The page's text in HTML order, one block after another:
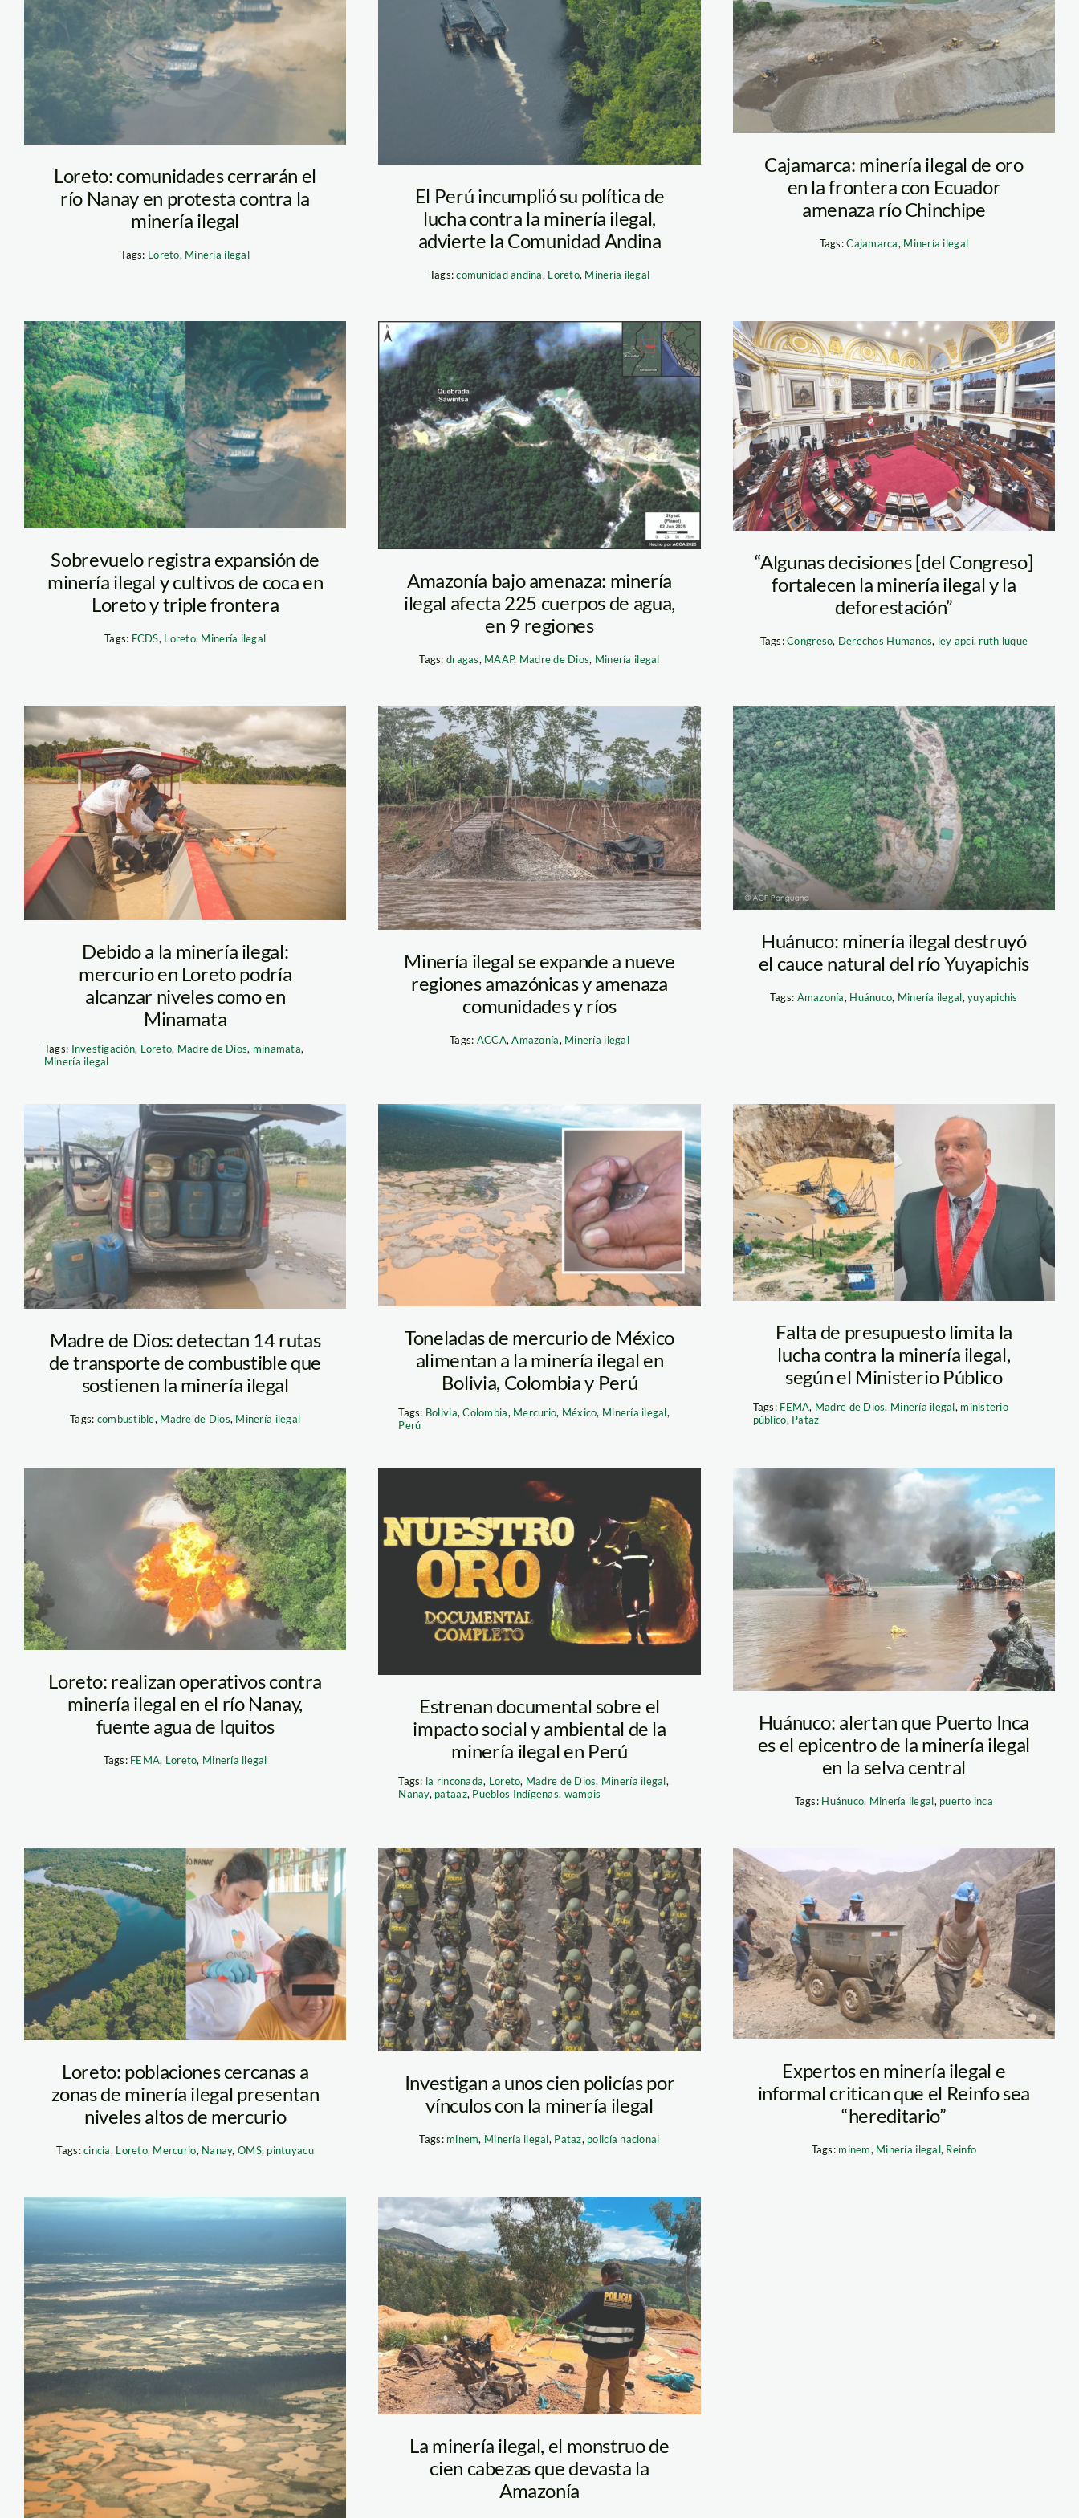
fcds
Loreto: comunidades cerrarán el
río Nanay en protesta contra la
minería ilegal
Tags: Loreto, Minería ilegal
nanay-foto-
FCDS-2
El Perú incumplió su política de
lucha contra la minería ilegal,
advierte la Comunidad Andina
Tags:comunidad andina, Loreto, Minería ilegal
oro_Cajamarca_Rio
Chinchipe
Cajamarca: minería ilegal de oro
en la frontera con Ecuador
amenaza río Chinchipe
Tags:Cajamarca, Minería ilegal
mineria-loreto—
FCDS
Sobrevuelo registra expansión de
minería ilegal y cultivos de coca en
Loreto y triple frontera
Tags: FCDS, Loreto, Minería ilegal
Figura1a_Opcion2_Amazonas-
1536×1086-
maap
Amazonía bajo amenaza: minería
ilegal afecta 225 cuerpos de agua,
en 9 regiones
Tags: dragas, MAAP, Madre de Dios, Minería ilegal
pleno-del-
congreso—jaime-
tranca—
actualidad-
ambiental
“Algunas decisiones [del Congreso]
fortalecen la minería ilegal y la
deforestación”
Tags:Congreso, Derechos Humanos, ley apci, ruth luque
mineria-ilegal—
mercurio-loreto–
cincia
Debido a la minería ilegal:
mercurio en Loreto podría
alcanzar niveles como en
Minamata
Tags: Investigación, Loreto, Madre de Dios, minamata,
Minería ilegal
mineria-ilegal-
ojo-publico-
aldair-mejia
Minería ilegal se expande a nueve
regiones amazónicas y amenaza
comunidades y ríos
Tags: ACCA,Amazonía, Minería ilegal
(ACP) Panguana
Huánuco: minería ilegal destruyó
el cauce natural del río Yuyapichis
Tags: Amazonía, Huánuco, Minería ilegal,yuyapichis
Combustible_minería
ilegal
Madre de Dios: detectan 14 rutas
de transporte de combustible que
sostienen la minería ilegal
Tags: combustible, Madre de Dios, Minería ilegal
mercurio-y-
mineria-ilegal—
andina-y-EIA
Toneladas de mercurio de México
alimentan a la minería ilegal en
Bolivia, Colombia y Perú
Tags: Bolivia,Colombia, Mercurio, México, Minería ilegal,
Perú
mineria-ilegal—
fiscal-almanza—
la-encerrona
Falta de presupuesto limita la
lucha contra la minería ilegal,
según el Ministerio Público
Tags: FEMA, Madre de Dios, Minería ilegal, ministerio
público, Pataz
operativo
mineria ilegal –
nanay – fema
Loreto: realizan operativos contra
minería ilegal en el río Nanay,
fuente agua de Iquitos
Tags: FEMA, Loreto, Minería ilegal
nuestro-oro—
documental—
latina
Estrenan documental sobre el
impacto social y ambiental de la
minería ilegal en Perú
Tags: la rinconada, Loreto, Madre de Dios, Minería ilegal,
Nanay, pataaz, Pueblos Indígenas, wampis
Minería-ilegal-
puerto inca-
huanuco-poder
judicial
Huánuco: alertan que Puerto Inca
es el epicentro de la minería ilegal
en la selva central
Tags: Huánuco, Minería ilegal, puerto inca
analisis-de-
mercurio—loreto
—cincia—spda
Loreto: poblaciones cercanas a
zonas de minería ilegal presentan
niveles altos de mercurio
Tags:cincia, Loreto, Mercurio, Nanay,OMS, pintuyacu
Diseño sin título
(39)
Investigan a unos cien policías por
vínculos con la minería ilegal
Tags: minem, Minería ilegal, Pataz, policía nacional
nineria informal –
snmpe
Expertos en minería ilegal e
informal critican que el Reinfo sea
“hereditario”
Tags: minem, Minería ilegal, Reinfo
mineria-ilegal-
madre-de-dios-
foto-fcds
mineria-en-pataz
—pnp
La minería ilegal, el monstruo de
cien cabezas que devasta la
Amazonía